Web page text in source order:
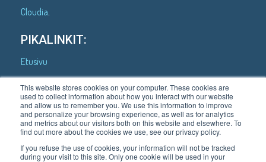
This website stores cookies on your computer. These cookies are
used to collect information about how you interact with our website
and allow us to remember you. We use this information to improve
and personalize your browsing experience, as well as for analytics
and metrics about our visitors both on this website and elsewhere. To
find out more about the cookies we use, see our privacy policy.
If you refuse the use of cookies, your information will not be tracked
during your visit to this site. Only one cookie will be used in your
Cloudia.
PIKALINKIT:
Etusivu
Kenelle teemme
Asiakastarinoita
Mitä teemme